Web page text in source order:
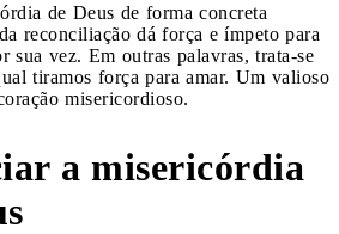
de Deus de forma concreta
reconciliação dá força e ímpeto para
sua vez. Em outras palavras, trata-se
tiramos força para amar. Um valioso
misericordioso.
a misericórdia